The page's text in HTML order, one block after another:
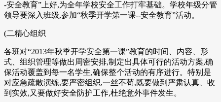
-安全教育”上好,为全年学校安全工作打牢基础。学校年级分管
领导要深入班级,参加“秋季开学第一课--安全教育”活动。
(二精心组织
各班对“2013年秋季开学安全第一课”教育的时间、内容、形
式、组织管理等做出周密安排,制定出具体可行的活动方案,确
保活动覆盖到每一名学生,确保整个活动的有序进行。特别是
对应急疏散演练,要严密组织,一丝不苟,既要做到严肃认真、收
到实效,又要做好安全防护工作,杜绝意外事件发生。